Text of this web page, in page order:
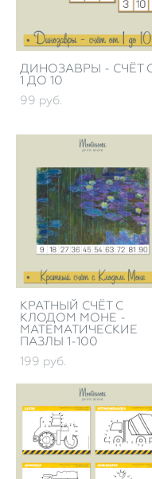
ДИНОЗАВРЫ - СЧЁТ
1 ДО 10
99 pуб.
КРАТНЫЙ СЧЁТ С
КЛОДОМ МОНЕ -
МАТЕМАТИЧЕСКИЕ
ПАЗЛЫ 1-100
199 pуб.